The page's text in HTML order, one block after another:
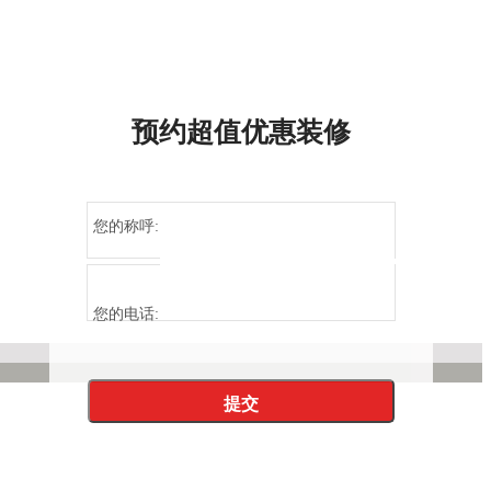
预约超值优惠装修
您的称呼:
您的电话: